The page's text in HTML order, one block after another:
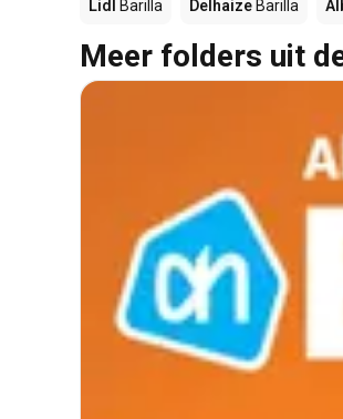
Lidl Barilla Delhaize Barilla
Meer folders uit